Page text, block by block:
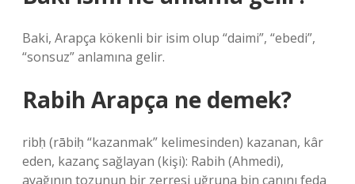
Baki, Arapça kökenli bir isim olup “daimi”, “ebedi”,
“sonsuz” anlamına gelir.
Rabih Arapça ne demek?
ribḥ (rābiḥ “kazanmak” kelimesinden) kazanan, kâr
eden, kazanç sağlayan (kişi): Rabih (Ahmedi),
ayağının tozunun bir zerresi uğruna bin canını feda